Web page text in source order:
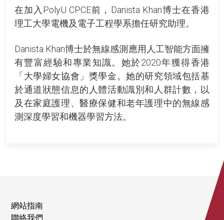
在加入PolyU CPCE前，Danista Khan博士在香港
理工大學電機及電子工程學系擔任研究助理。
Danista Khan博士於無線感測應用人工智能方面擁
有豐富經驗和專業知識。她於2020年獲得香港
「大學婦女協會」獎學金。她的研究領域包括基
於通道狀態信息的人體活動識別和人群計數，以
及在家庭護理、醫療保健和老年護理中的無線感
測深度學習和機器學習方法。
網站指南
聯絡我們